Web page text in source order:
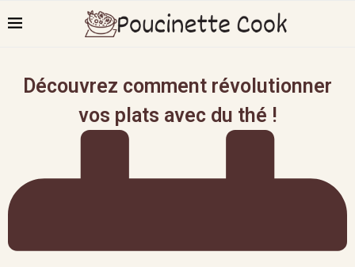
Découvrez comment révolutionner
vos plats avec du thé !